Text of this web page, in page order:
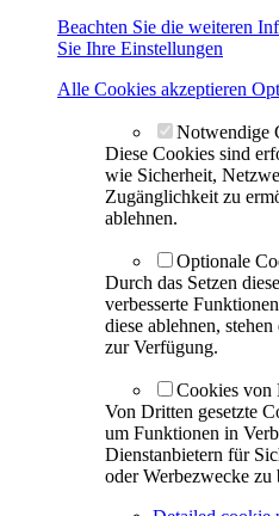
Beachten Sie die weiteren
Sie Ihre Einstellungen
Alle Cookies akzeptieren
Notwendige
Diese Cookies sind
wie Sicherheit,
Zugänglichkeit zu
ablehnen.
Optionale
Durch das Setzen
verbesserte
diese ablehnen,
zur Verfügung.
Cookies von
Von Dritten gesetzte
um Funktionen in
Dienstanbietern für
oder Werbezwecke zu